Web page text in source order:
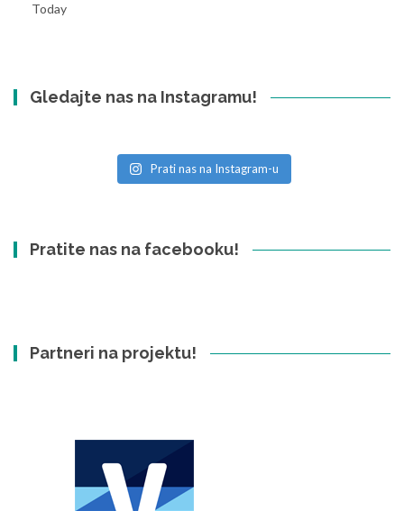
Today
Gledajte nas na Instagramu!
Prati nas na Instagram-u
Pratite nas na facebooku!
Partneri na projektu!